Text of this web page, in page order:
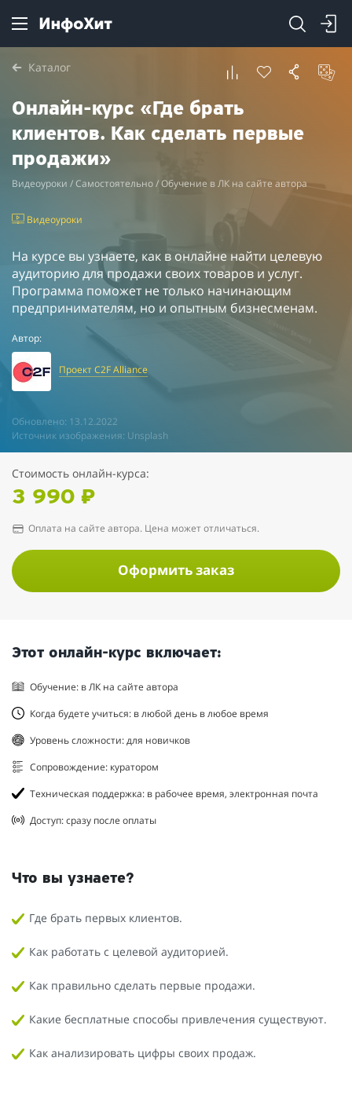
Каталог
Онлайн-курс «Где брать
клиентов. Как сделать первые
продажи»
Видеоуроки / Самостоятельно / Обучение в ЛК на сайте автора
Видеоуроки
На курсе вы узнаете, как в онлайне найти целевую
аудиторию для продажи своих товаров и услуг.
Программа поможет не только начинающим
предпринимателям, но и опытным бизнесменам.
Автор:
Проект C2F Alliance
Обновлено: 13.12.2022
Источник изображения: Unsplash
Стоимость онлайн-курса:
3 990 ₽
Оплата на сайте автора. Цена может отличаться.
Оформить заказ
Этот онлайн-курс включает:
Обучение: в ЛК на сайте автора
Когда будете учиться: в любой день в любое время
Уровень сложности: для новичков
Сопровождение: куратором
Техническая поддержка: в рабочее время, электронная почта
Доступ: сразу после оплаты
Что вы узнаете?
Где брать первых клиентов.
Как работать с целевой аудиторией.
Как правильно сделать первые продажи.
Какие бесплатные способы привлечения существуют.
Как анализировать цифры своих продаж.